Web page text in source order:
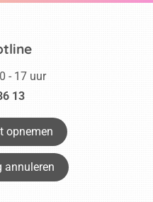
- 17 uur
13
opnemen
annuleren